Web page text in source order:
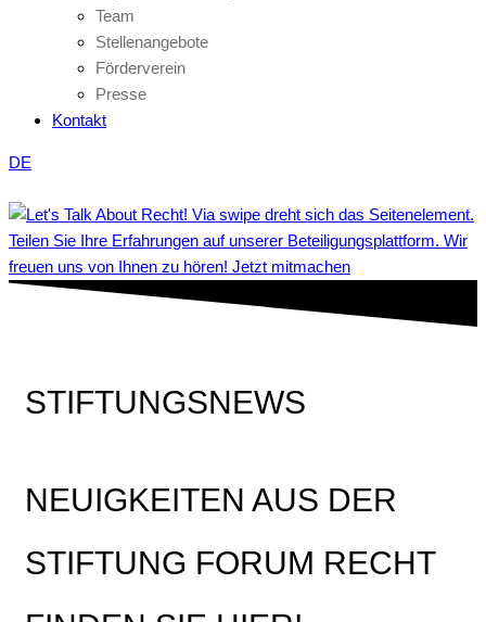
Team
Stellenangebote
Förderverein
Presse
Kontakt
DE
Teilen Sie Ihre Erfahrungen auf unserer Beteiligungsplattform. Wir
freuen uns von Ihnen zu hören! Jetzt mitmachen
STIFTUNGSNEWS
NEUIGKEITEN AUS DER
STIFTUNG FORUM RECHT